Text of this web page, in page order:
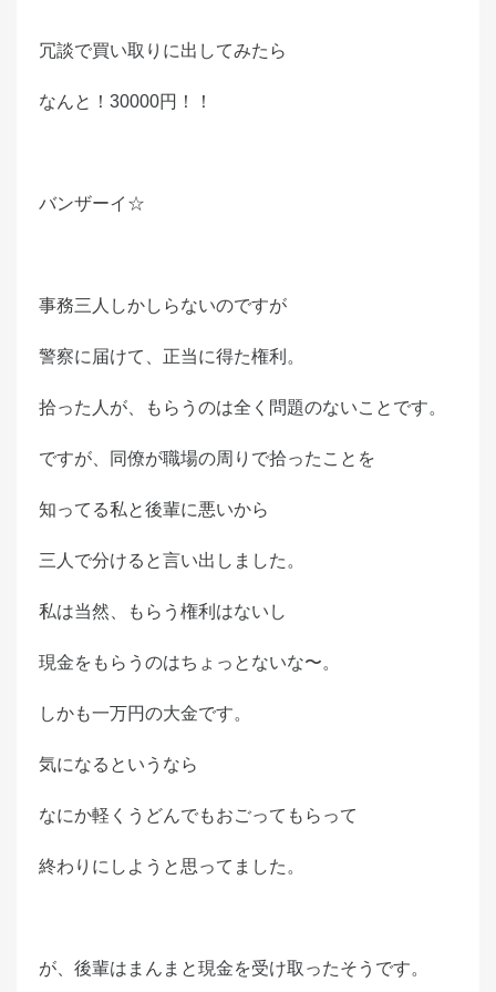
冗談で買い取りに出してみたら
なんと！30000円！！
バンザーイ☆
事務三人しかしらないのですが
警察に届けて、正当に得た権利。
拾った人が、もらうのは全く問題のないことです。
ですが、同僚が職場の周りで拾ったことを
知ってる私と後輩に悪いから
三人で分けると言い出しました。
私は当然、もらう権利はないし
現金をもらうのはちょっとないな〜。
しかも一万円の大金です。
気になるというなら
なにか軽くうどんでもおごってもらって
終わりにしようと思ってました。
が、後輩はまんまと現金を受け取ったそうです。